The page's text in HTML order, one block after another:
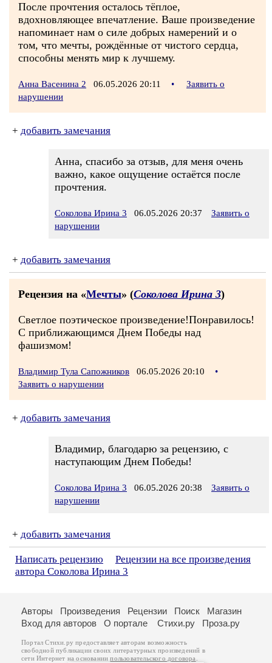
После прочтения осталось тёплое,
вдохновляющее впечатление. Ваше произведение
напоминает нам о силе добрых намерений и о
том, что мечты, рождённые от чистого сердца,
способны менять мир к лучшему.
Анна Васенина 2 06.05.2026 20:11 •
Заявить о
нарушении
+ добавить замечания
Анна, спасибо за отзыв, для меня очень
важно, какое ощущение остаётся после
прочтения.
Соколова Ирина 3 06.05.2026 20:37
Заявить о
нарушении
+ добавить замечания
Рецензия на «Мечты» (Соколова Ирина 3)
Светлое поэтическое произведение!Понравилось!
С приближающимся Днем Победы над
фашизмом!
Владимир Тула Сапожников 06.05.2026 20:10
•
Заявить о нарушении
+ добавить замечания
Владимир, благодарю за рецензию, с
наступающим Днем Победы!
Соколова Ирина 3 06.05.2026 20:38
Заявить о
нарушении
+ добавить замечания
Написать рецензию
Рецензии на все произведения
автора Соколова Ирина 3
Авторы Произведения Рецензии Поиск
Магазин
Вход для авторов
О портале Стихи.ру Проза.ру
Портал Стихи.ру предоставляет авторам возможность
свободной публикации своих литературных произведений в
сети Интернет на основаниипользовательского договора